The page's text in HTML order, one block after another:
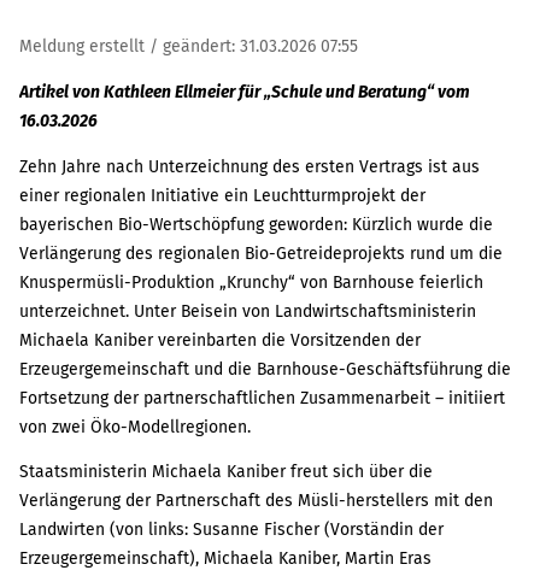
Meldung erstellt / geändert: 31.03.2026 07:55
Artikel von Kathleen Ellmeier für „Schule und Beratung“ vom
16.03.2026
Zehn Jahre nach Unterzeichnung des ersten Vertrags ist aus
einer regionalen Initiative ein Leuchtturmprojekt der
bayerischen Bio-Wertschöpfung geworden: Kürzlich wurde die
Verlängerung des regionalen Bio-Getreideprojekts rund um die
Knuspermüsli-Produktion „Krunchy“ von Barnhouse feierlich
unterzeichnet. Unter Beisein von Landwirtschaftsministerin
Michaela Kaniber vereinbarten die Vorsitzenden der
Erzeugergemeinschaft und die Barnhouse-Geschäftsführung die
Fortsetzung der partnerschaftlichen Zusammenarbeit – initiiert
von zwei Öko-Modellregionen.
Staatsministerin Michaela Kaniber freut sich über die
Verlängerung der Partnerschaft des Müsli-herstellers mit den
Landwirten (von links: Susanne Fischer (Vorständin der
Erzeugergemeinschaft), Michaela Kaniber, Martin Eras